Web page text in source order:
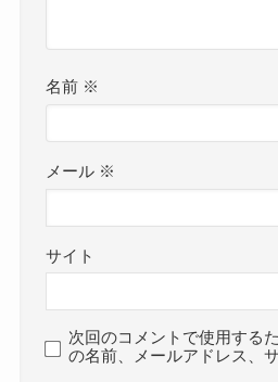
名前 ※
メール ※
サイト
次回のコメントで使用する
の名前、メールアドレス、